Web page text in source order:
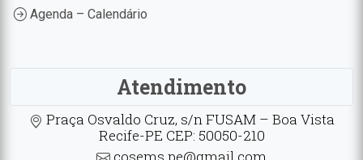
Agenda – Calendário
Atendimento
Praça Osvaldo Cruz, s/n FUSAM – Boa Vista
Recife-PE CEP: 50050-210